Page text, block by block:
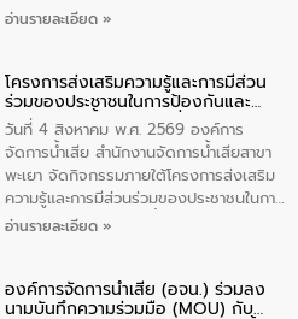
จังหวัดชัยนาท ให้การต้อนรับ
จัดโครงการส่งเสริมความรู้และการมีส่วน
“ชุมชนร่วมใจ น้ำใสยั่งยืน” ได้บรรยายให้
ความรู้เกี่ยวกับการจัดการน้ำเสียและการใช้
ถังดักไขมันให้แก่นักเรียนโรงเรียนวัดบ่อ
(นันทวิทยา) เทศบาลนครปากเกร็ด อำเภอ
ปากเกร็ด จังหวัดนนทบุรี จำนวน 30 คน
อ่านรายละเอียด »
โครงการส่งเสริมความรู้และการมีส่วน
ร่วมของประชาชนในการป้องกันและ
แก้ไขปัญหาน้ำเสียอย่างยั่งยืน
วันที่ 4 สิงหาคม พ.ศ. 2569 องค์การ
จัดการน้ำเสีย สำนักงานจัดการน้ำเสียสาขา
พะเยา จัดกิจกรรมภายใต้โครงการส่งเสริม
ความรู้และการมีส่วนร่วมของประชาชนในการ
ป้องกันและแก้ไขปัญหาน้ำเสียอย่างยั่งยืน
ชุมชนและการบำบัดน้ำเสียเบื้องต้น ให้กับ
นักเรียนชั้นประถมศึกษาปีที่ 5 โรงเรียน
อ่านรายละเอียด »
องค์การจัดการน้ำเสีย (อจน.) ร่วมลง
นามบันทึกความร่วมมือ (MOU) กับ